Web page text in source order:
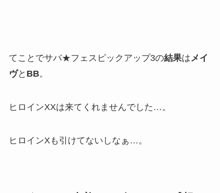
てことでサバ★フェスピックアップ3の結果はメイ
ヴと BB。
ヒロインXXは来てくれませんでした…。
ヒロインXも引けてないしなぁ…。